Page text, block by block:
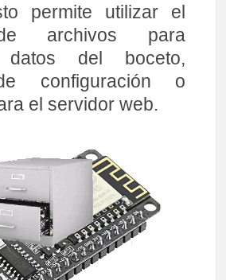
permite utilizar el
archivos para
datos del boceto,
configuración o
el servidor web.